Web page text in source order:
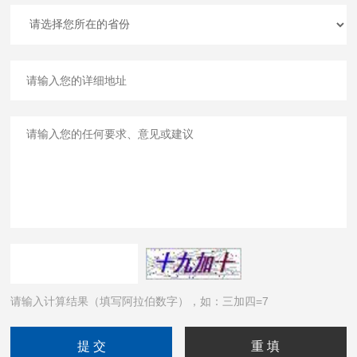
请输入计算结果（填写阿拉伯数字），如：三加四=7